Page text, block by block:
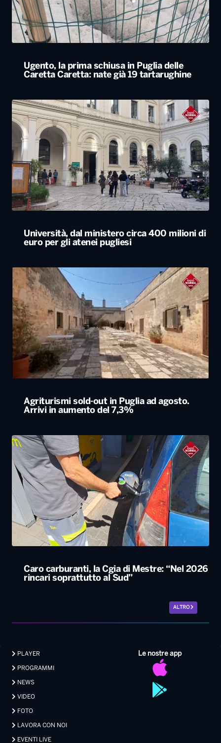
Ugento, la prima schiusa in Puglia delle
Caretta Caretta: nate già 19 tartarughine
Università, dal ministero circa 400 milioni di
euro per gli atenei pugliesi
Agriturismi sold-out in Puglia ad agosto.
Arrivi in aumento del 7,3%
Caro carburanti, la Cgia di Mestre: “Nel 2026
rincari soprattutto al Sud”
ALTRO
Le nostre app
PLAYER
PROGRAMMI
NEWS
VIDEO
FOTO
LAVORA CON NOI
EVENTI LIVE